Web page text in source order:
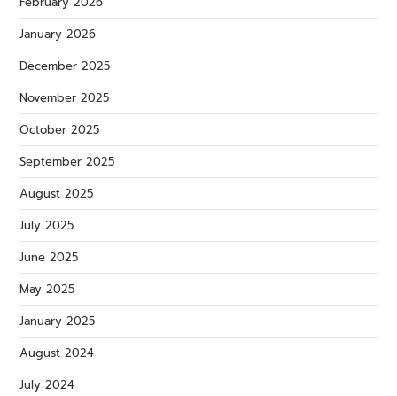
January 2026
December 2025
November 2025
October 2025
September 2025
August 2025
July 2025
June 2025
May 2025
January 2025
August 2024
July 2024